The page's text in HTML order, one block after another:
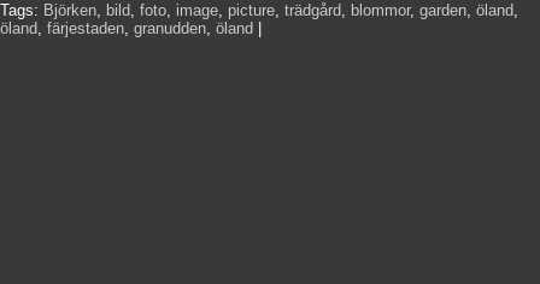
Tags: Björken, bild, foto, image, picture, trädgård, blommor, garden, öland,
öland, färjestaden, granudden, öland